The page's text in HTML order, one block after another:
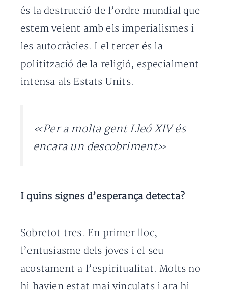
és la destrucció de l’ordre mundial que
estem veient amb els imperialismes i
les autocràcies. I el tercer és la
politització de la religió, especialment
intensa als Estats Units.
«Per a molta gent Lleó XIV és
encara un descobriment»
I quins signes d’esperança detecta?
Sobretot tres. En primer lloc,
l’entusiasme dels joves i el seu
acostament a l’espiritualitat. Molts no
hi havien estat mai vinculats i ara hi